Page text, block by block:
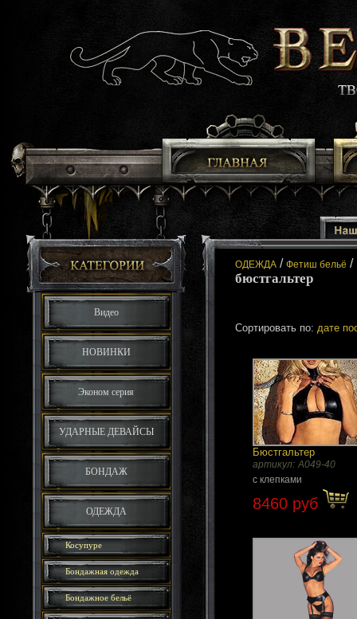
Видео
НОВИНКИ
Эконом серия
УДАРНЫЕ ДЕВАЙСЫ
БОНДАЖ
ОДЕЖДА
Косупуре
Бондажная одежда
Бондажное бельё
ОДЕЖДА / Фетиш бельё /
бюстгальтер
Сортировать по: дате
Бюстгальтер
артикул: A049-40
с клепками
8460 руб